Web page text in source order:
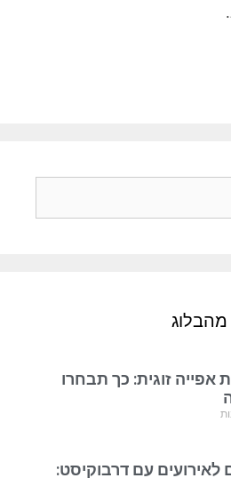
אפייה זוגית: כך תבחרו
לאירועים עם דרבוקיסט: